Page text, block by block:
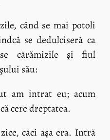
când se mai potoli
se dedulciseră ca
cărămizile şi fiul
său:
am intrat eu; acum
cere dreptatea.
căci aşa era. Intră